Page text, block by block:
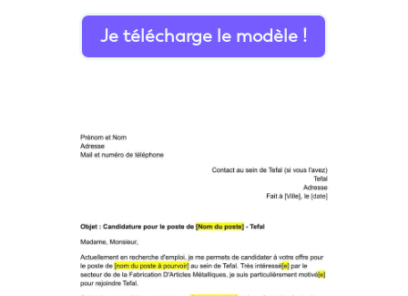
Je télécharge le modèle !